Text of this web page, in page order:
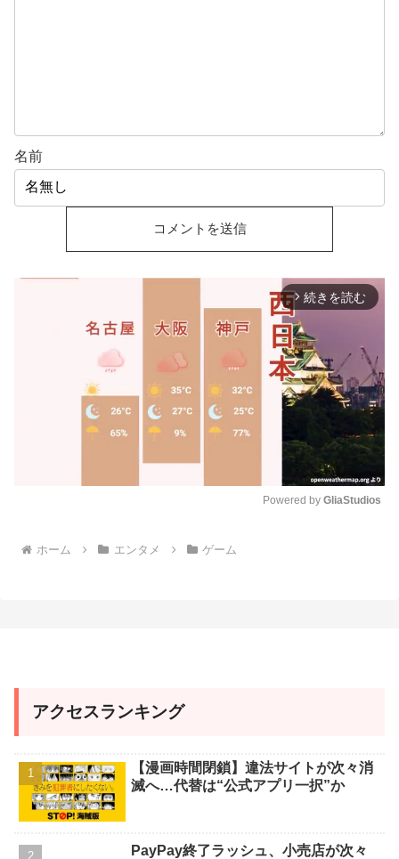
名前
arrow_forward_ios 続きを読む
Powered by GliaStudios
ホーム エンタメ ゲーム
アクセスランキング
【漫画時間閉鎖】違法サイトが次々消
滅へ…代替は“公式アプリ一択”か
PayPay終了ラッシュ、小売店が次々